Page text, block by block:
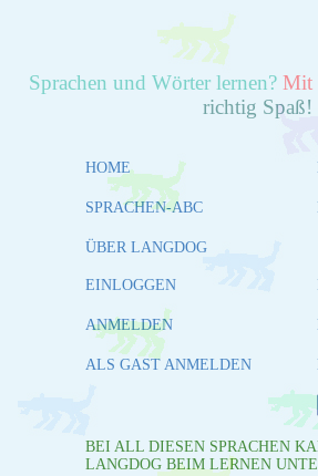
Sprachen und Wörter lernen? Mit
richtig Spaß!
HOME
SPRACHEN-ABC
ÜBER LANGDOG
EINLOGGEN
ANMELDEN
ALS GAST ANMELDEN
BEI ALL DIESEN SPRACHEN
LANGDOG BEIM LERNEN